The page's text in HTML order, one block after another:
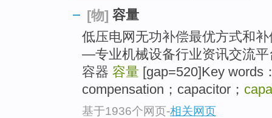
[物] 容量
低压电网无功补偿最优方式和补
—专业机械设备行业资讯交流
容器 容量 [gap=520]Key words
compensation；capacitor；
基于1936个网页-相关网页